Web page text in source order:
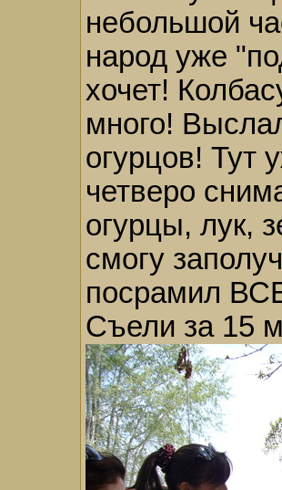
небольшой
народ уже
хочет!
много!
огурцов! Тут
четверо
огурцы, лук,
смогу
посрамил
Съели за 15